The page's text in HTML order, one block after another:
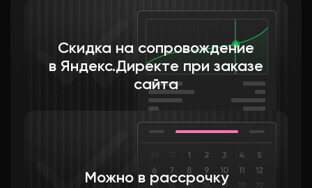
Скидка на сопровождение
в Яндекс.Директе при заказе
сайта
Можно в рассрочку